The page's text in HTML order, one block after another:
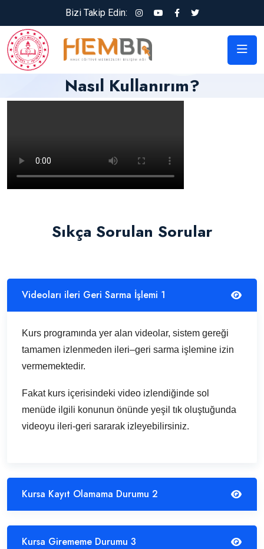
Bizi Takip Edin:
Nasıl Kullanırım?
Sıkça Sorulan Sorular
Videoları ileri Geri Sarma İşlemi 1
Kurs programında yer alan videolar, sistem gereği
tamamen izlenmeden ileri–geri sarma işlemine izin
vermemektedir.
Fakat kurs içerisindeki video izlendiğinde sol
menüde ilgili konunun önünde yeşil tık oluştuğunda
videoyu ileri-geri sararak izleyebilirsiniz.
Kursa Kayıt Olamama Durumu 2
Kursa Girememe Durumu 3